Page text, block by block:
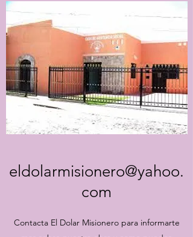
Contacta El Dolar Misionero para informarte
eldolarmisionero@yahoo.
com